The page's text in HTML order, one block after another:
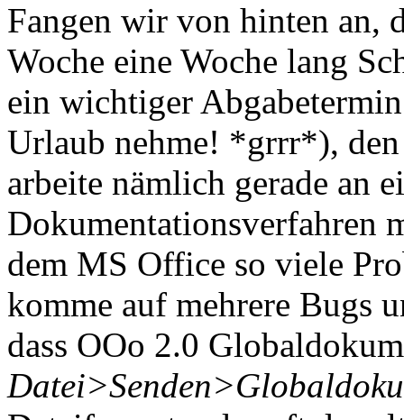
Fangen wir von hinten an,
Woche eine Woche lang
ein wichtiger
Urlaub nehme! *grrr*),
arbeite nämlich gerade an
Dokumentationsverfahren
dem MS Office so viele
komme auf mehrere Bugs
dass OOo 2.0